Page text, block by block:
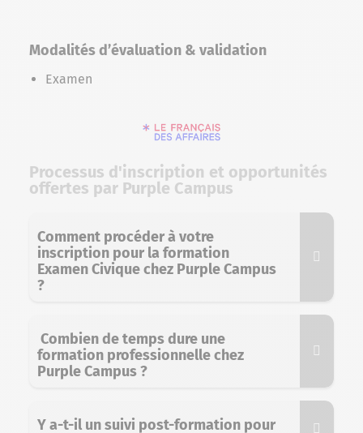
Modalités d’évaluation & validation
Examen
Processus d'inscription et opportunités
offertes par Purple Campus
Comment procéder à votre
inscription pour la formation
Examen Civique chez Purple Campus
?
Combien de temps dure une
formation professionnelle chez
Purple Campus ?
Y a-t-il un suivi post-formation pour